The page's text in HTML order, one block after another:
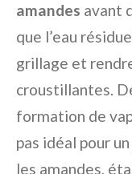
amandes avant
que l’eau
grillage et
croustillantes.
formation de
pas idéal pour
les amandes,